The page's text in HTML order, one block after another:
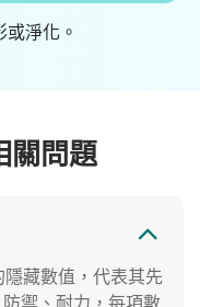
淨化。
關問題
藏數值，代表其先